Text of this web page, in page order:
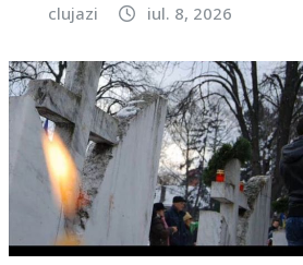
clujazi iul. 8, 2026